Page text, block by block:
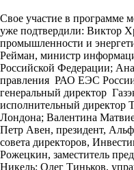
Свое участие в программе
уже подтвердили: Виктор
промышленности и
Рейман, министр
Российской Федерации;
правления РАО ЕЭС
генеральный директор
исполнительный
Лондона; Валентина
Петр Авен, президент,
совета директоров,
Рожецкин, заместитель
Никель; Олег Тиньков,